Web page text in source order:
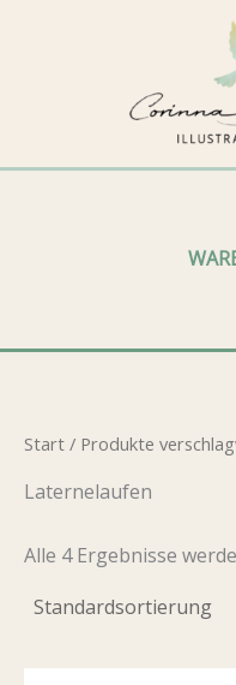
Start / Produkte
Laternelaufen
Alle 4 Ergebnisse